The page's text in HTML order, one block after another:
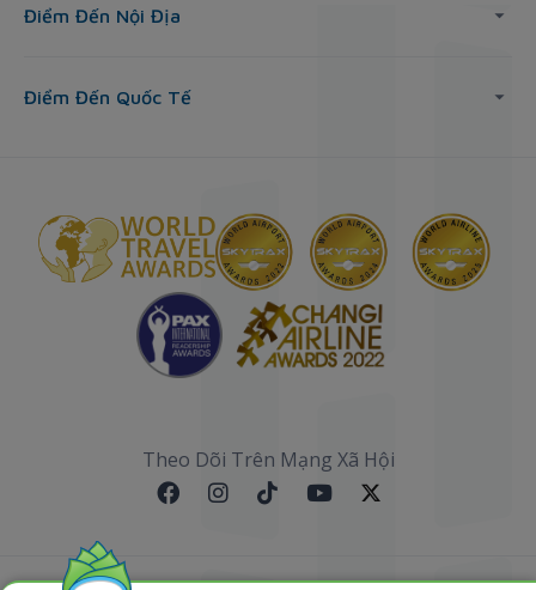
Điểm Đến Nội Địa
Điểm Đến Quốc Tế
Theo Dõi Trên Mạng Xã Hội